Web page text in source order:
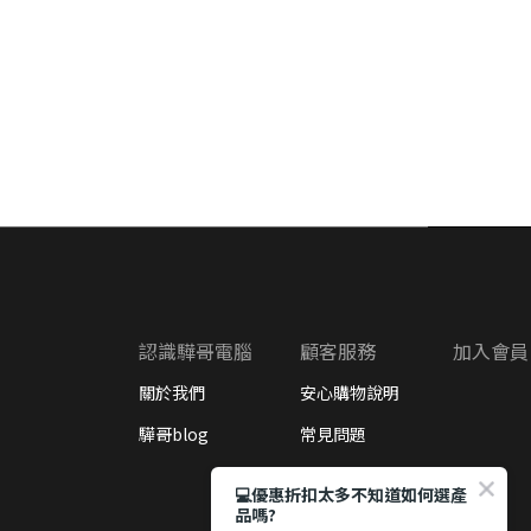
認識驊哥電腦
關於我們
驊哥blog
顧客服務
安心購物說明
常見問題
加入會員
💻優惠折扣太多不知道如何選產
品嗎?